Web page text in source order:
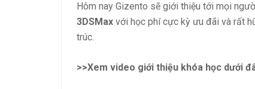
Hôm nay Gizento sẽ giới thiệu tới mọi
3DSMax với học phí cực kỳ ưu đãi và rất
trúc.
>>Xem video giới thiệu khóa học dưới